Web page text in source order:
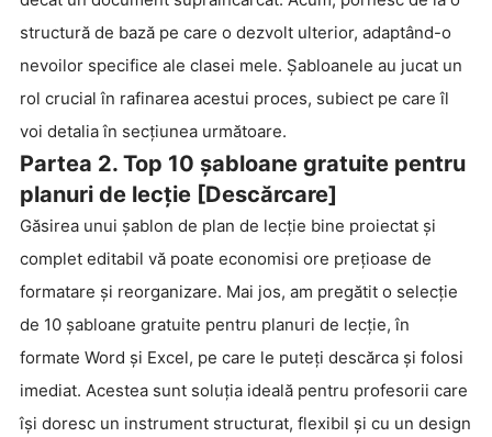
structură de bază pe care o dezvolt ulterior, adaptând-o
nevoilor specifice ale clasei mele. Șabloanele au jucat un
rol crucial în rafinarea acestui proces, subiect pe care îl
voi detalia în secțiunea următoare.
Partea 2. Top 10 șabloane gratuite pentru
planuri de lecție [Descărcare]
Găsirea unui șablon de plan de lecție bine proiectat și
complet editabil vă poate economisi ore prețioase de
formatare și reorganizare. Mai jos, am pregătit o selecție
de 10 șabloane gratuite pentru planuri de lecție, în
formate Word și Excel, pe care le puteți descărca și folosi
imediat. Acestea sunt soluția ideală pentru profesorii care
își doresc un instrument structurat, flexibil și cu un design